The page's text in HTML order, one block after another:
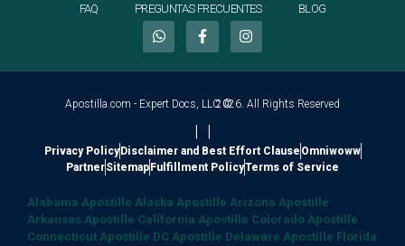
FAQ
PREGUNTAS FRECUENTES BLOG
Apostilla.com - Expert Docs, LLC ©2026. All Rights Reserved
| |
Privacy Policy Disclaimer and Best Effort Clause Omniwoww
PartnerSitemap Fulfillment PolicyTerms of Service
Alabama Apostille Alaska Apostille Arizona Apostille
Arkansas Apostille California Apostille Colorado Apostille
Connecticut Apostille DC Apostille Delaware Apostille Florida